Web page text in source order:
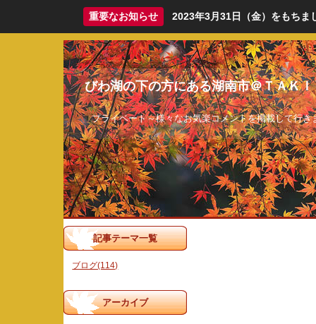
重要なお知らせ 2023年3月31日（金）をもちま
びわ湖の下の方にある湖南市＠ＴＡＫＩ
プライベート～様々なお気楽コメントを掲載して行き
記事テーマ一覧
ブログ(114)
アーカイブ